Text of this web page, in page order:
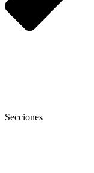
Secciones